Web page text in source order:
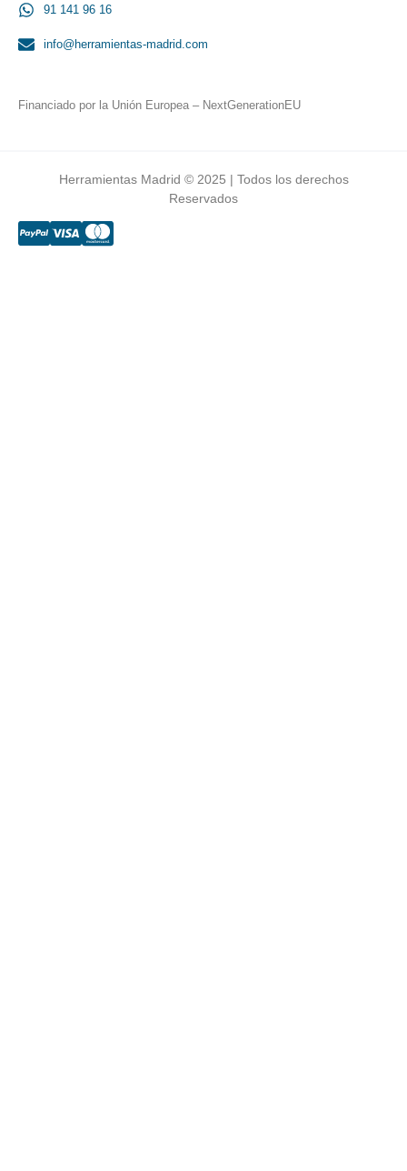
91 141 96 16
info@herramientas-madrid.com
Financiado por la Unión Europea – NextGenerationEU
Herramientas Madrid © 2025 | Todos los derechos
Reservados